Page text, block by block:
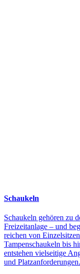
Schaukeln
Schaukeln gehören zu
Freizeitanlage – und
reichen von
Tampenschaukeln bis
entstehen vielseitige
und Platzanforderungen.